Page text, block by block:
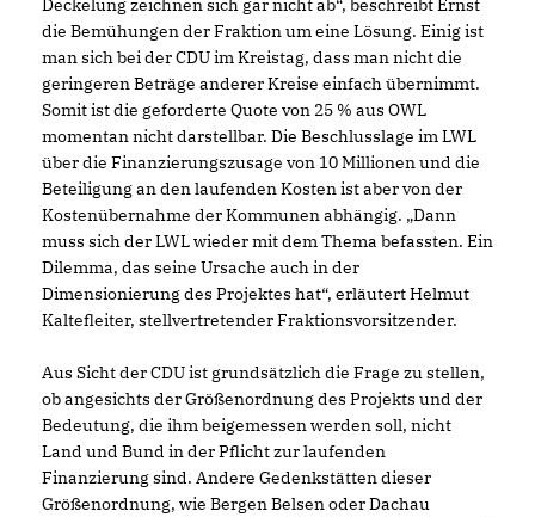
Deckelung zeichnen sich gar nicht ab“, beschreibt Ernst
die Bemühungen der Fraktion um eine Lösung. Einig ist
man sich bei der CDU im Kreistag, dass man nicht die
geringeren Beträge anderer Kreise einfach übernimmt.
Somit ist die geforderte Quote von 25 % aus OWL
momentan nicht darstellbar. Die Beschlusslage im LWL
über die Finanzierungszusage von 10 Millionen und die
Beteiligung an den laufenden Kosten ist aber von der
Kostenübernahme der Kommunen abhängig. „Dann
muss sich der LWL wieder mit dem Thema befassten. Ein
Dilemma, das seine Ursache auch in der
Dimensionierung des Projektes hat“, erläutert Helmut
Kaltefleiter, stellvertretender Fraktionsvorsitzender.
Aus Sicht der CDU ist grundsätzlich die Frage zu stellen,
ob angesichts der Größenordnung des Projekts und der
Bedeutung, die ihm beigemessen werden soll, nicht
Land und Bund in der Pflicht zur laufenden
Finanzierung sind. Andere Gedenkstätten dieser
Größenordnung, wie Bergen Belsen oder Dachau